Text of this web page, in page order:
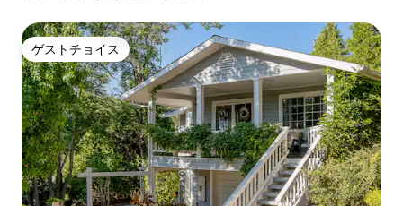
ゲストチョイス
ゲストチョイス